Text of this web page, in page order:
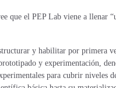
que el PEP Lab viene a llenar
y habilitar por primera
y experimentación,
para cubrir